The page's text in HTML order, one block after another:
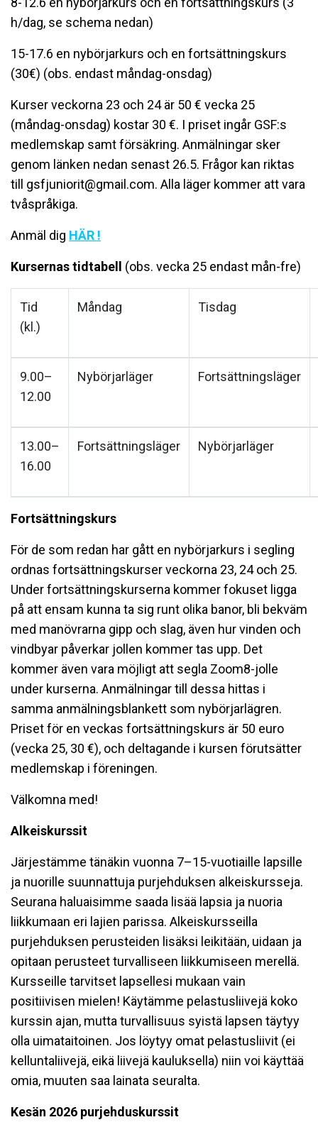
h/dag, se schema nedan)
15-17.6 en nybörjarkurs och en fortsättningskurs
(30€) (obs. endast måndag-onsdag)
Kurser veckorna 23 och 24 är 50 € vecka 25
(måndag-onsdag) kostar 30 €. I priset ingår GSF:s
medlemskap samt försäkring. Anmälningar sker
genom länken nedan senast 26.5. Frågor kan riktas
till gsfjuniorit@gmail.com. Alla läger kommer att vara
tvåspråkiga.
Anmäl dig HÄR !
Kursernas tidtabell (obs. vecka 25 endast mån-fre)
Tid
(kl.)
Måndag Tisdag
9.00–
12.00
Nybörjarläger Fortsättningsläger
13.00–
16.00
Fortsättningsläger Nybörjarläger
Fortsättningskurs
För de som redan har gått en nybörjarkurs i segling
ordnas fortsättningskurser veckorna 23, 24 och 25.
Under fortsättningskurserna kommer fokuset ligga
på att ensam kunna ta sig runt olika banor, bli bekväm
med manövrarna gipp och slag, även hur vinden och
vindbyar påverkar jollen kommer tas upp. Det
kommer även vara möjligt att segla Zoom8-jolle
under kurserna. Anmälningar till dessa hittas i
samma anmälningsblankett som nybörjarlägren.
Priset för en veckas fortsättningskurs är 50 euro
(vecka 25, 30 €), och deltagande i kursen förutsätter
medlemskap i föreningen.
Välkomna med!
Alkeiskurssit
Järjestämme tänäkin vuonna 7–15-vuotiaille lapsille
ja nuorille suunnattuja purjehduksen alkeiskursseja.
Seurana haluaisimme saada lisää lapsia ja nuoria
liikkumaan eri lajien parissa. Alkeiskursseilla
purjehduksen perusteiden lisäksi leikitään, uidaan ja
opitaan perusteet turvalliseen liikkumiseen merellä.
Kursseille tarvitset lapsellesi mukaan vain
positiivisen mielen! Käytämme pelastusliivejä koko
kurssin ajan, mutta turvallisuus syistä lapsen täytyy
olla uimataitoinen. Jos löytyy omat pelastusliivit (ei
kelluntaliivejä, eikä liivejä kauluksella) niin voi käyttää
omia, muuten saa lainata seuralta.
Kesän 2026 purjehduskurssit